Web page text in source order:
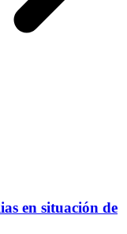
en situación de